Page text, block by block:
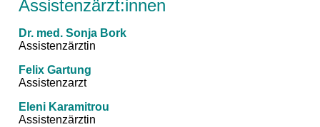
Assistenzärzt:innen
Dr. med. Sonja Bork
Assistenzärztin
Felix Gartung
Assistenzarzt
Eleni Karamitrou
Assistenzärztin